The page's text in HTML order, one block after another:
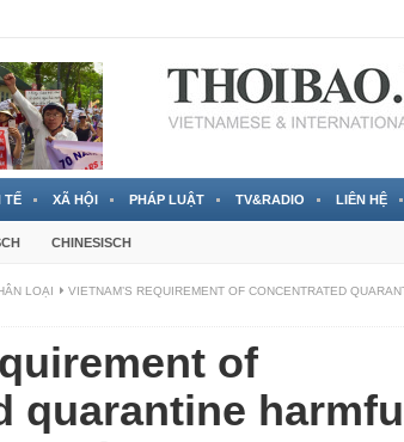
TẾ XÃ HỘI PHÁP LUẬT TV&RADIO LIÊN HỆ
CHINESISCH
LOẠI
VIETNAM’S REQUIREMENT OF CONCENTRATED
of
quarantine